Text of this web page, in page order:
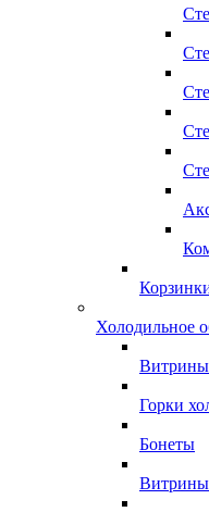
Холодильное
Витрины
Горки
Бонеты
Витрины